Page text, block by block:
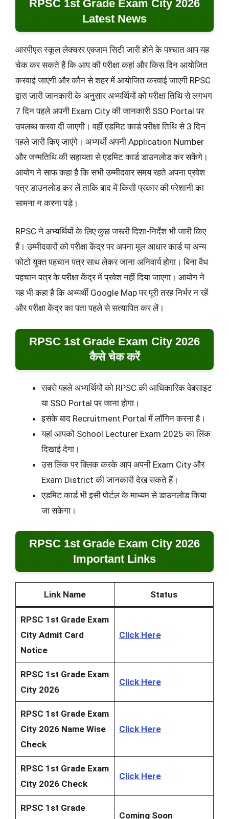
RPSC 1st Grade Exam City 2026
Latest News
आरपीएस स्कूल लेक्चरर एक्जाम सिटी जारी होने के पश्चात आप यह
चेक कर सकते हैं कि आप की परीक्षा कहां और किस दिन आयोजित
करवाई जाएगी और कौन से शहर में आयोजित करवाई जाएगी RPSC
द्वारा जारी जानकारी के अनुसार अभ्यर्थियों को परीक्षा तिथि से लगभग
7 दिन पहले अपनी Exam City की जानकारी SSO Portal पर
उपलब्ध करवा दी जाएगी। वहीं एडमिट कार्ड परीक्षा तिथि से 3 दिन
पहले जारी किए जाएंगे। अभ्यर्थी अपनी Application Number
और जन्मतिथि की सहायता से एडमिट कार्ड डाउनलोड कर सकेंगे।
आयोग ने साफ कहा है कि सभी उम्मीदवार समय रहते अपना प्रवेश
पत्र डाउनलोड कर लें ताकि बाद में किसी प्रकार की परेशानी का
सामना न करना पड़े।
RPSC ने अभ्यर्थियों के लिए कुछ जरूरी दिशा-निर्देश भी जारी किए
हैं। उम्मीदवारों को परीक्षा केंद्र पर अपना मूल आधार कार्ड या अन्य
फोटो युक्त पहचान पत्र साथ लेकर जाना अनिवार्य होगा। बिना वैध
पहचान पत्र के परीक्षा केंद्र में प्रवेश नहीं दिया जाएगा। आयोग ने
यह भी कहा है कि अभ्यर्थी Google Map पर पूरी तरह निर्भर न रहें
और परीक्षा केंद्र का पता पहले से सत्यापित कर लें।
RPSC 1st Grade Exam City 2026
कैसे चेक करें
सबसे पहले अभ्यर्थियों को RPSC की आधिकारिक वेबसाइट
या SSO Portal पर जाना होगा।
इसके बाद Recruitment Portal में लॉगिन करना है।
यहां आपको School Lecturer Exam 2025 का लिंक
दिखाई देगा।
उस लिंक पर क्लिक करके आप अपनी Exam City और
Exam District की जानकारी देख सकते हैं।
एडमिट कार्ड भी इसी पोर्टल के माध्यम से डाउनलोड किया
जा सकेगा।
RPSC 1st Grade Exam City 2026
Important Links
Link Name Status
RPSC 1st Grade Exam
City Admit Card
Notice
Click Here
RPSC 1st Grade Exam
City 2026
Click Here
RPSC 1st Grade Exam
City 2026 Name Wise
Check
Click Here
RPSC 1st Grade Exam
City 2026 Check
Click Here
RPSC 1st Grade
Coming Soon